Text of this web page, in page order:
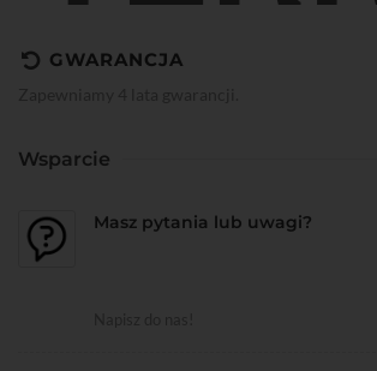
GWARANCJA
Wsparcie
Masz pytania lub uwagi?